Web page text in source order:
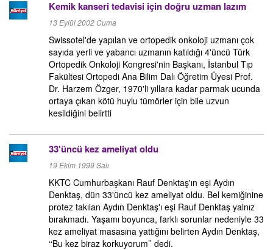
Kemik kanseri tedavisi için doğru uzman lazım
13 Eylül 2002 Cuma
Swissotel'de yapılan ve ortopedik onkoloji uzmanı çok
sayıda yerli ve yabancı uzmanın katıldığı 4'üncü Türk
Ortopedik Onkoloji Kongresi'nin Başkanı, İstanbul Tıp
Fakültesi Ortopedi Ana Bilim Dalı Öğretim Üyesi Prof.
Dr. Harzem Özger, 1970'li yıllara kadar parmak ucunda
ortaya çıkan kötü huylu tümörler için bile uzvun
kesildiğini belirtti
33'üncü kez ameliyat oldu
19 Ekim 1999 Salı
KKTC Cumhurbaşkanı Rauf Denktaş'ın eşi Aydın
Denktaş, dün 33'üncü kez ameliyat oldu. Bel kemiğinine
protez takılan Aydın Denktaş'ı eşi Rauf Denktaş yalnız
bırakmadı. Yaşamı boyunca, farklı sorunlar nedeniyle 33
kez ameliyat masasına yattığını belirten Aydın Denktaş,
‘‘Bu kez biraz korkuyorum’’ dedi.